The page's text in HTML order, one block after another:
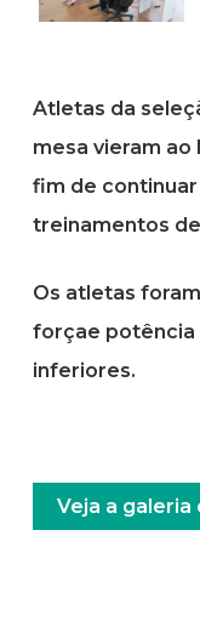
Atletas da
mesa vieram ao
fim de
treinamentos de
Os atletas
forçae potência
inferiores.
Veja a